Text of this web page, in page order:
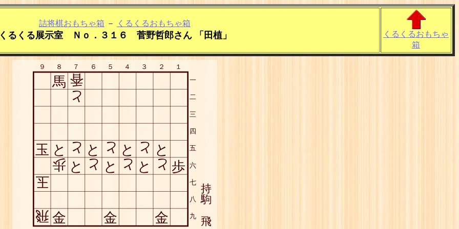
詰将棋おもちゃ箱 － くるくるおもちゃ箱
るくる展示室 Ｎｏ．３１６ 菅野哲郎さん 「田植」
くるくるおもちゃ
箱
９
一
８
二
７
三
６
四
５
五
４
六
３
七
２
八
１
九
馬 香
と
玉 と と と と と と と
歩 と と と と と と 歩
玉
飛 金 金 金 飛
駒
持